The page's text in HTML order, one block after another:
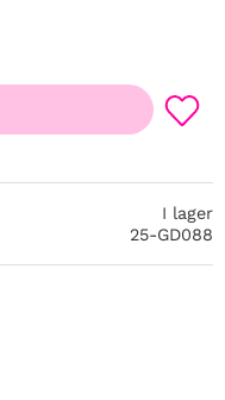
Lägg
I lager
25-GD088